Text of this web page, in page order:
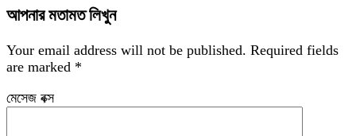
আপনার মতামত লিখুন
Your email address will not be published. Required fields
are marked *
মেসেজ বক্স